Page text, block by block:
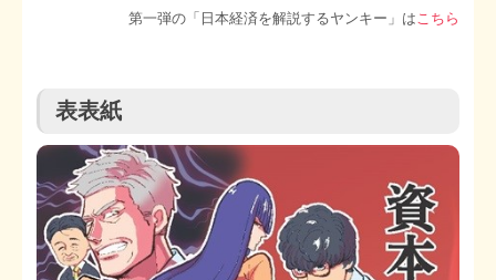
日本経済を解説するヤンキー／MIHANAマンガ／旧・財研出版
たかの経世済民イラスト集
用語集
第一弾の「日本経済を解説するヤンキー」はこちら
表表紙